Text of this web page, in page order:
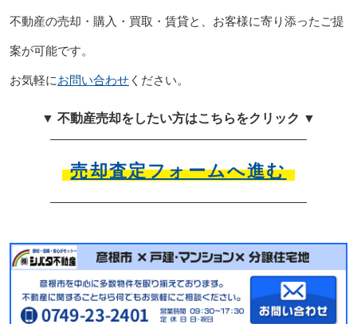
不動産の売却・購入・買取・賃貸と、お客様に寄り添ったご提
案が可能です。
お気軽にお問い合わせください。
▼ 不動産売却をしたい方はこちらをクリック ▼
売却査定フォームへ進む